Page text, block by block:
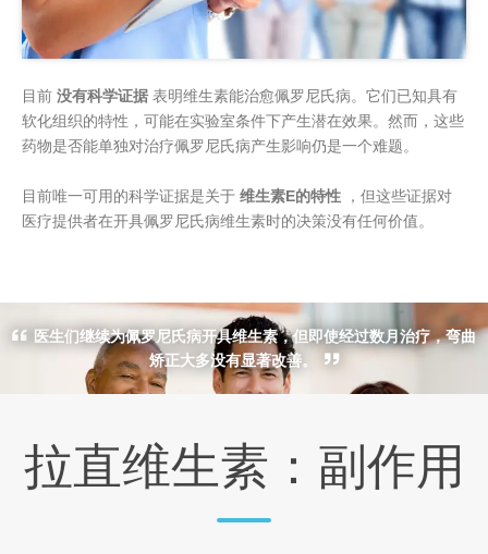
目前 没有科学证据 表明维生素能治愈佩罗尼氏病。它们已知具有
软化组织的特性，可能在实验室条件下产生潜在效果。然而，这些
药物是否能单独对治疗佩罗尼氏病产生影响仍是一个难题。
目前唯一可用的科学证据是关于 维生素E的特性 ，但这些证据对
医疗提供者在开具佩罗尼氏病维生素时的决策没有任何价值。
医生们继续为佩罗尼氏病开具维生素，但即使经过数月治疗，弯曲
矫正大多没有显著改善。
拉直维生素：副作用